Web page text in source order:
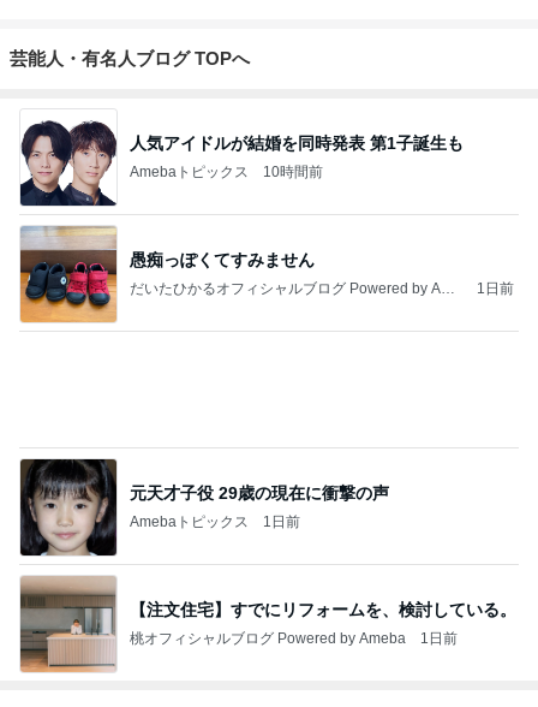
芸能人・有名人ブログ TOPへ
人気アイドルが結婚を同時発表 第1子誕生も
Amebaトピックス 10時間前
愚痴っぽくてすみません
だいたひかるオフィシャルブログ Powered by Ame
1日前
元天才子役 29歳の現在に衝撃の声
Amebaトピックス 1日前
【注文住宅】すでにリフォームを、検討している。
桃オフィシャルブログ Powered by Ameba 1日前